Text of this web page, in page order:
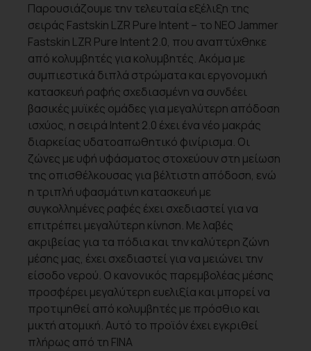
Παρουσιάζουμε την τελευταία εξέλιξη της
σειράς Fastskin LZR Pure Intent – το ΝΕΟ Jammer
Fastskin LZR Pure Intent 2.0, που αναπτύχθηκε
από κολυμβητές για κολυμβητές. Ακόμα με
συμπιεστικά διπλά στρώματα και εργονομική
κατασκευή ραφής σχεδιασμένη να συνδέει
βασικές μυϊκές ομάδες για μεγαλύτερη απόδοση
ισχύος, η σειρά Intent 2.0 έχει ένα νέο μακράς
διαρκείας υδατοαπωθητικό φινίρισμα. Οι
ζώνες με υφή υφάσματος στοχεύουν στη μείωση
της οπισθέλκουσας για βέλτιστη απόδοση, ενώ
η τριπλή υφασμάτινη κατασκευή με
συγκολλημένες ραφές έχει σχεδιαστεί για να
επιτρέπει μεγαλύτερη κίνηση. Με λαβές
ακριβείας για τα πόδια και την καλύτερη ζώνη
μέσης μας, έχει σχεδιαστεί για να μειώνει την
είσοδο νερού. Ο κανονικός παρεμβολέας μέσης
προσφέρει μεγαλύτερη ευελιξία και μπορεί να
προτιμηθεί από κολυμβητές με πρόσθιο και
μικτή ατομική. Αυτό το προϊόν έχει εγκριθεί
πλήρως από τη FINA